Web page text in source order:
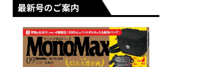
最新号のご案内